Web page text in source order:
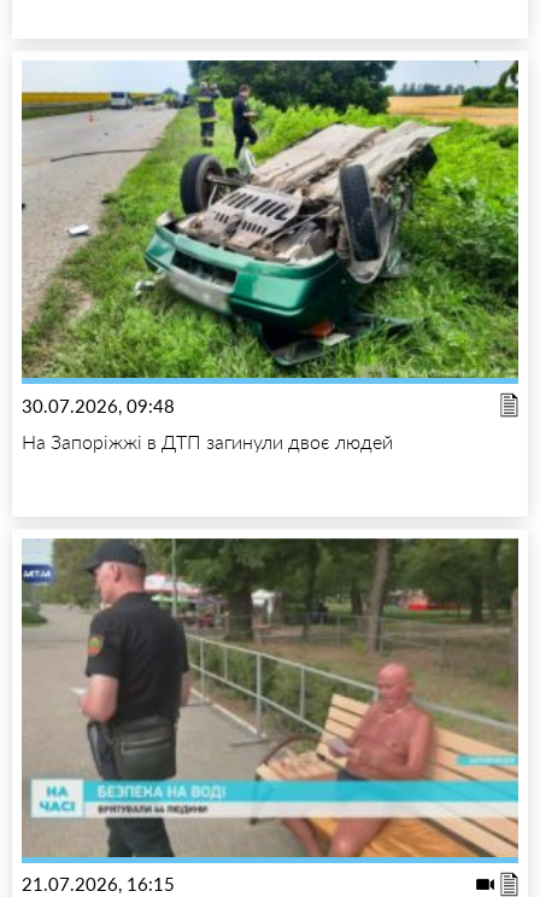
30.07.2026, 09:48
На Запоріжжі в ДТП загинули двоє людей
21.07.2026, 16:15